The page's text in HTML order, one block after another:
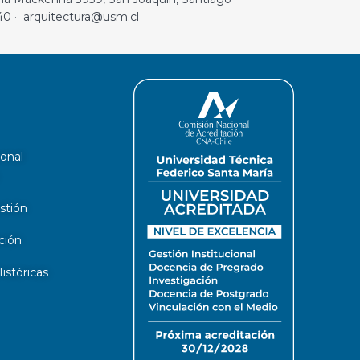
· arquitectura@usm.cl